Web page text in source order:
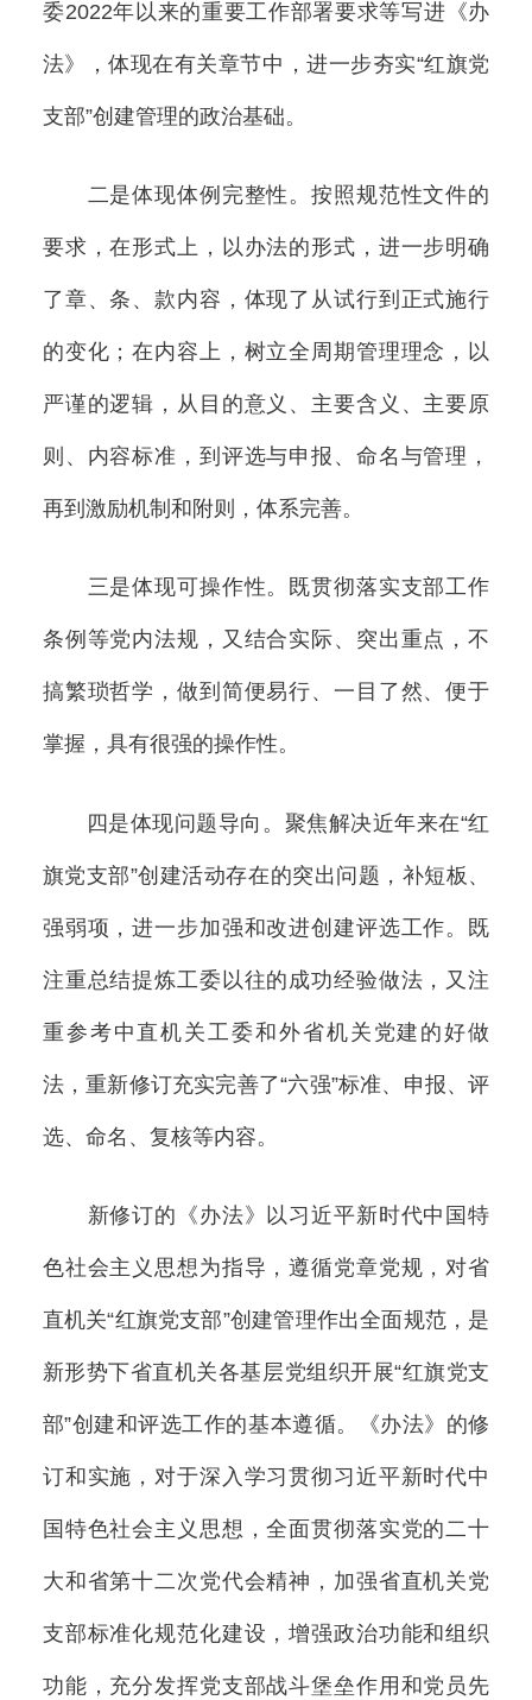
委2022年以来的重要工作部署要求等写进《办
法》，体现在有关章节中，进一步夯实“红旗党
支部”创建管理的政治基础。
二是体现体例完整性。按照规范性文件的
要求，在形式上，以办法的形式，进一步明确
了章、条、款内容，体现了从试行到正式施行
的变化；在内容上，树立全周期管理理念，以
严谨的逻辑，从目的意义、主要含义、主要原
则、内容标准，到评选与申报、命名与管理，
再到激励机制和附则，体系完善。
三是体现可操作性。既贯彻落实支部工作
条例等党内法规，又结合实际、突出重点，不
搞繁琐哲学，做到简便易行、一目了然、便于
掌握，具有很强的操作性。
四是体现问题导向。聚焦解决近年来在“红
旗党支部”创建活动存在的突出问题，补短板、
强弱项，进一步加强和改进创建评选工作。既
注重总结提炼工委以往的成功经验做法，又注
重参考中直机关工委和外省机关党建的好做
法，重新修订充实完善了“六强”标准、申报、评
选、命名、复核等内容。
新修订的《办法》以习近平新时代中国特
色社会主义思想为指导，遵循党章党规，对省
直机关“红旗党支部”创建管理作出全面规范，是
新形势下省直机关各基层党组织开展“红旗党支
部”创建和评选工作的基本遵循。《办法》的修
订和实施，对于深入学习贯彻习近平新时代中
国特色社会主义思想，全面贯彻落实党的二十
大和省第十二次党代会精神，加强省直机关党
支部标准化规范化建设，增强政治功能和组织
功能，充分发挥党支部战斗堡垒作用和党员先